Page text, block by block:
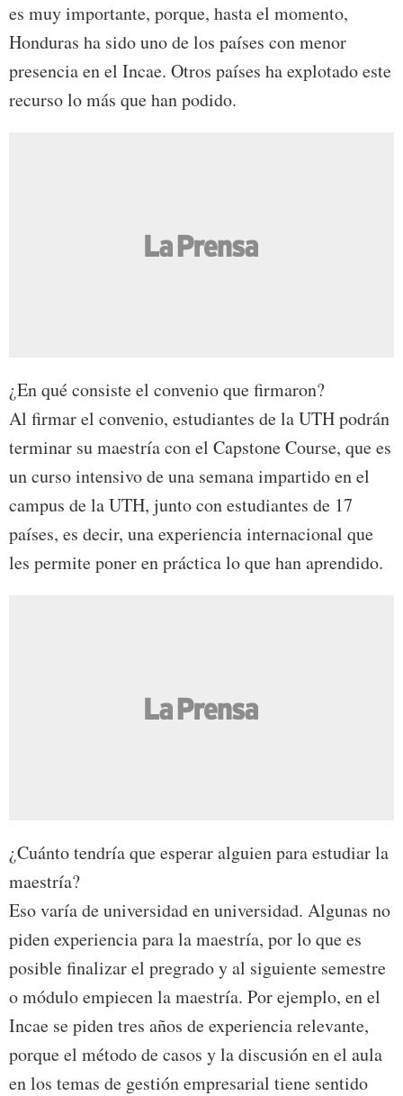
es muy importante, porque, hasta el momento,
Honduras ha sido uno de los países con menor
presencia en el Incae. Otros países ha explotado este
recurso lo más que han podido.
¿En qué consiste el convenio que firmaron?
Al firmar el convenio, estudiantes de la UTH podrán
terminar su maestría con el Capstone Course, que es
un curso intensivo de una semana impartido en el
campus de la UTH, junto con estudiantes de 17
países, es decir, una experiencia internacional que
les permite poner en práctica lo que han aprendido.
¿Cuánto tendría que esperar alguien para estudiar la
maestría?
Eso varía de universidad en universidad. Algunas no
piden experiencia para la maestría, por lo que es
posible finalizar el pregrado y al siguiente semestre
o módulo empiecen la maestría. Por ejemplo, en el
Incae se piden tres años de experiencia relevante,
porque el método de casos y la discusión en el aula
en los temas de gestión empresarial tiene sentido